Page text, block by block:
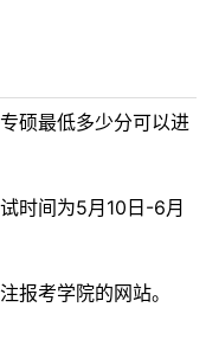
硕最低多少分可以进
时间为5月10日-6月
报考学院的网站。